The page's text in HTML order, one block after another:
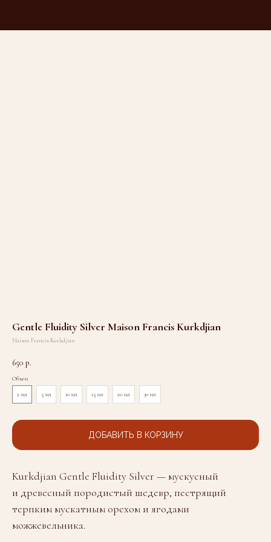
Gentle Fluidity Silver Maison Francis Kurkdjian
Maison Francis Kurkdjian
650 р.
Объем
2 мл 5 мл 10 мл 15 мл 20 мл 30 мл
ДОБАВИТЬ В КОРЗИНУ
Kurkdjian Gentle Fluidity Silver — мускусный
и древесный породистый шедевр, пестрящий
терпким мускатным орехом и ягодами
можжевельника.